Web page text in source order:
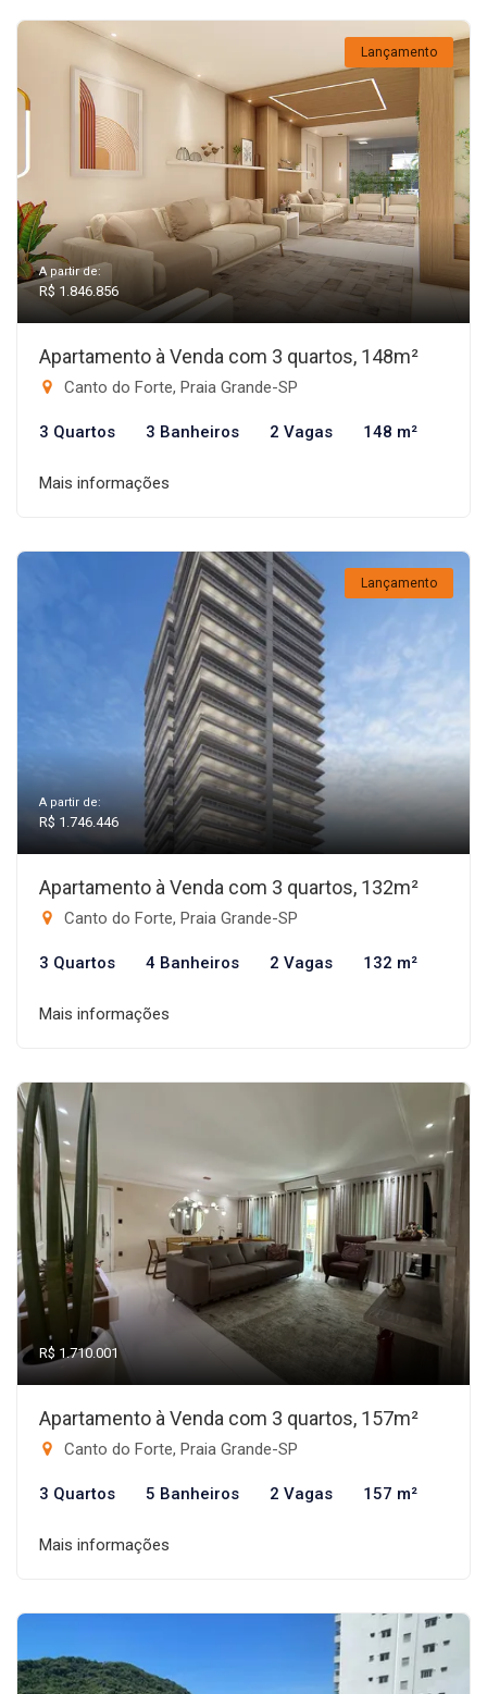
Lançamento
A partir de:
R$ 1.846.856
Apartamento à Venda com 3 quartos, 148m²
Canto do Forte, Praia Grande-SP
3 Quartos 3 Banheiros 2 Vagas 148 m²
Mais informações
Lançamento
A partir de:
R$ 1.746.446
Apartamento à Venda com 3 quartos, 132m²
Canto do Forte, Praia Grande-SP
3 Quartos 4 Banheiros 2 Vagas 132 m²
Mais informações
R$ 1.710.001
Apartamento à Venda com 3 quartos, 157m²
Canto do Forte, Praia Grande-SP
3 Quartos 5 Banheiros 2 Vagas 157 m²
Mais informações